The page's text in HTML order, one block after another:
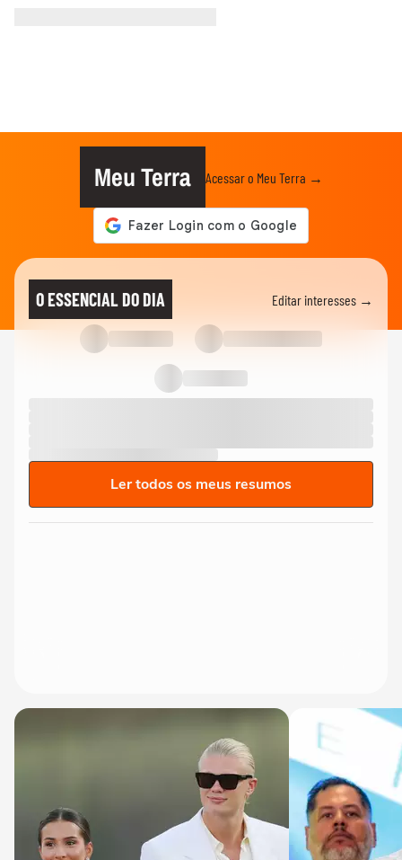
Meu Terra Acessar o Meu Terra →
O ESSENCIAL DO DIA Editar interesses →
Ler todos os meus resumos